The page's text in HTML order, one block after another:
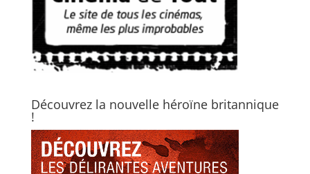
Découvrez la nouvelle héroïne britannique
!